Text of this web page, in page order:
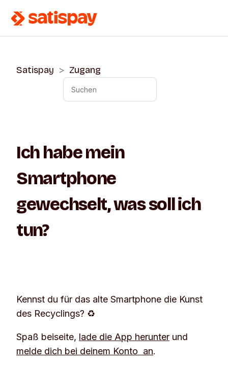
Satispay Zugang
Ich habe mein
Smartphone
gewechselt, was soll ich
tun?
Kennst du für das alte Smartphone die Kunst
des Recyclings? ♻️
Spaß beiseite, lade die App herunter und
melde dich bei deinem Konto an.